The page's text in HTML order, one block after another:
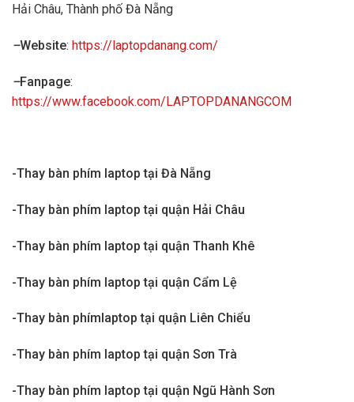
Hải Châu, Thành phố Đà Nẵng
–Website: https://laptopdanang.com/
–Fanpage:
https://www.facebook.com/LAPTOPDANANGCOM
-Thay bàn phím laptop tại Đà Nẵng
-Thay bàn phím laptop tại quận Hải Châu
-Thay bàn phím laptop tại quận Thanh Khê
-Thay bàn phím laptop tại quận Cẩm Lệ
-Thay bàn phímlaptop tại quận Liên Chiểu
-Thay bàn phím laptop tại quận Sơn Trà
-Thay bàn phím laptop tại quận Ngũ Hành Sơn